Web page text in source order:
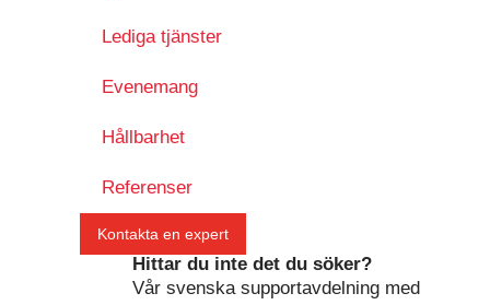
Lediga tjänster
Evenemang
Hållbarhet
Referenser
Kontakta en expert
Hittar du inte det du söker?
Vår svenska supportavdelning med